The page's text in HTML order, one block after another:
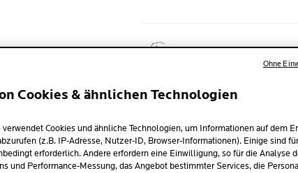
VON
Hoher
Infrarotstrahlung
verhindert.
Nicht-klebende
Cookies & ähnlichen Technologien
verwendet Cookies und ähnliche Technologien, um Informationen auf dem
(z.B. IP-Adresse, Nutzer-ID, Browser-Informationen). Einige sind
erforderlich. Andere erfordern eine Einwilligung, so für die Analyse
und Performance-Messung, das Angebot bestimmter Services, die
Ohne